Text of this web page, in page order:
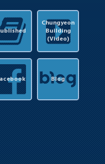
Chungyeon
Building
(Video)
Blog